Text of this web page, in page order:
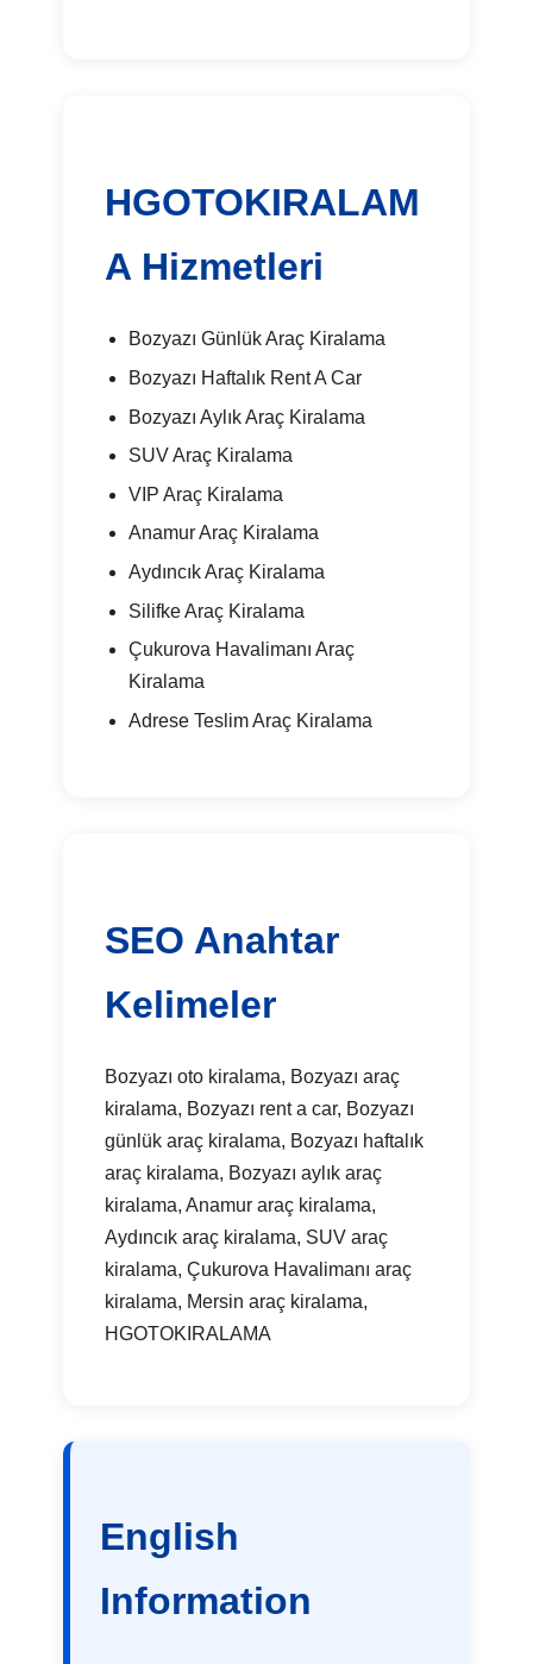
HGOTOKIRALAM
A Hizmetleri
Bozyazı Günlük Araç Kiralama
Bozyazı Haftalık Rent A Car
Bozyazı Aylık Araç Kiralama
SUV Araç Kiralama
VIP Araç Kiralama
Anamur Araç Kiralama
Aydıncık Araç Kiralama
Silifke Araç Kiralama
Çukurova Havalimanı Araç
Kiralama
Adrese Teslim Araç Kiralama
SEO Anahtar
Kelimeler
Bozyazı oto kiralama, Bozyazı araç
kiralama, Bozyazı rent a car, Bozyazı
günlük araç kiralama, Bozyazı haftalık
araç kiralama, Bozyazı aylık araç
kiralama, Anamur araç kiralama,
Aydıncık araç kiralama, SUV araç
kiralama, Çukurova Havalimanı araç
kiralama, Mersin araç kiralama,
HGOTOKIRALAMA
English
Information